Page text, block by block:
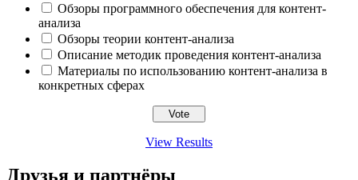
Обзоры программного обеспечения для контент-
анализа
Обзоры теории контент-анализа
Описание методик проведения контент-анализа
Материалы по использованию контент-анализа в
конкретных сферах
View Results
Друзья и партнёры